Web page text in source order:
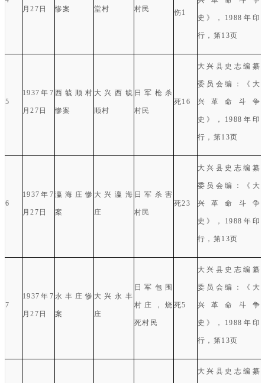
月 27 日 惨案 堂村 村民 伤1
史》， 1988 年印
行，第13页
5
1937 年 7
月 27 日
西毓顺村
惨案
大兴西毓
顺村
日军枪杀
村民
死16
大兴县史志编纂
委员会编：《大
兴革命斗争
史》， 1988 年印
行，第13页
6
1937 年 7
月 27 日
瀛海庄惨
案
大兴瀛海
庄
日军杀害
村民
死23
大兴县史志编纂
委员会编：《大
兴革命斗争
史》， 1988 年印
行，第13页
7
1937 年 7
月 27 日
永丰庄惨
案
大兴永丰
庄
日军包围
村庄，烧
死村民
死5
大兴县史志编纂
委员会编：《大
兴革命斗争
史》， 1988 年印
行，第13页
大兴县史志编纂